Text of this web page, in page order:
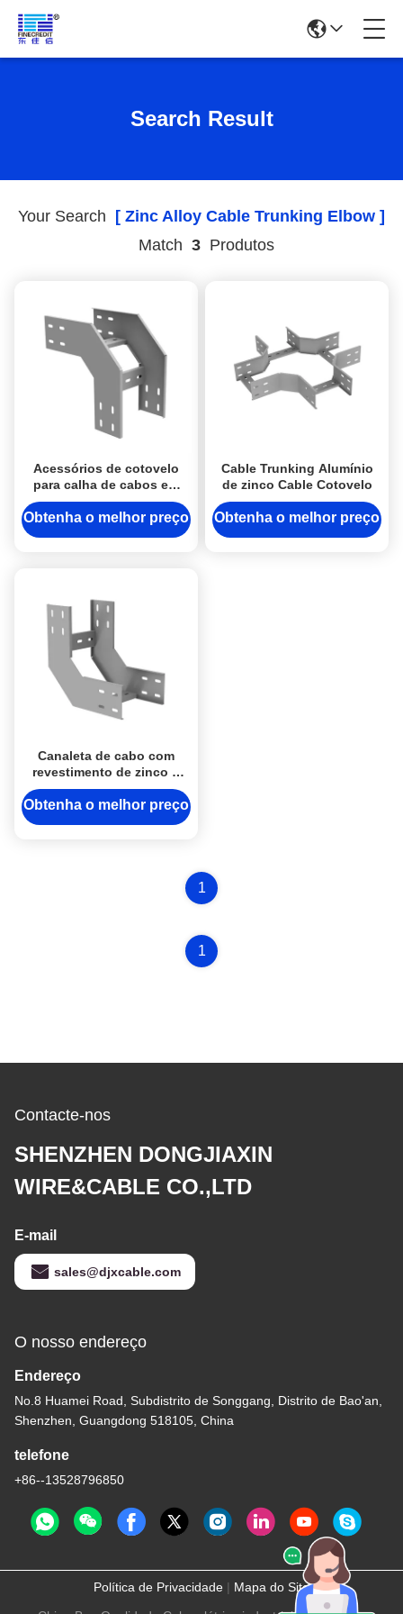
Search Result
Your Search [ Zinc Alloy Cable Trunking Elbow ]
Match 3Produtos
Acessórios de cotovelo
para calha de cabos em
liga de zinco, cotovelo
para calha de cabos
Obtenha o melhor preço
Cable Trunking Alumínio
de zinco Cable Cotovelo
Obtenha o melhor preço
Canaleta de cabo com
revestimento de zinco e
cotovelo de liga de
alumínio
Obtenha o melhor preço
1
1
Contacte-nos
SHENZHEN DONGJIAXIN
WIRE&CABLE CO.,LTD
E-mail
sales@djxcable.com
O nosso endereço
Endereço
No.8 Huamei Road, Subdistrito de Songgang, Distrito de Bao'an,
Shenzhen, Guangdong 518105, China
telefone
+86--13528796850
Política de Privacidade | Mapa do Site